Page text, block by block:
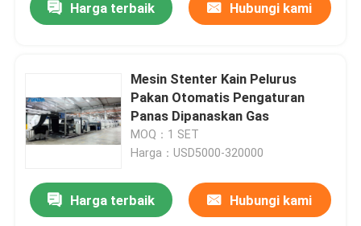
Harga terbaik Hubungi kami
Mesin Stenter Kain Pelurus
Pakan Otomatis Pengaturan
Panas Dipanaskan Gas
MOQ：1 SET
Harga：USD5000-320000
Harga terbaik Hubungi kami